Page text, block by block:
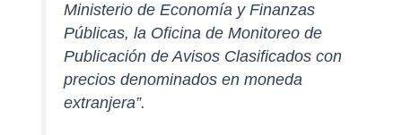
Ministerio de Economía y Finanzas
Públicas, la Oficina de Monitoreo de
Publicación de Avisos Clasificados con
precios denominados en moneda
extranjera”.